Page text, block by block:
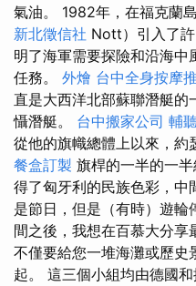
氣油。 1982年，在福克蘭
新北徵信社 Nott）引入了
明了海軍需要探險和沿海
任務。 外燴 台中全身按摩
直是大西洋北部蘇聯潛艇的
懾潛艇。 台中搬家公司 輔
從他的旗幟總體上以來，約
餐盒訂製 旗桿的一半的一
得了匈牙利的民族色彩，
是節日，但是（有時）遊
間之後，我想在百慕大分
不僅要給您一堆海灘或歷史
起。 這三個小組均由德國